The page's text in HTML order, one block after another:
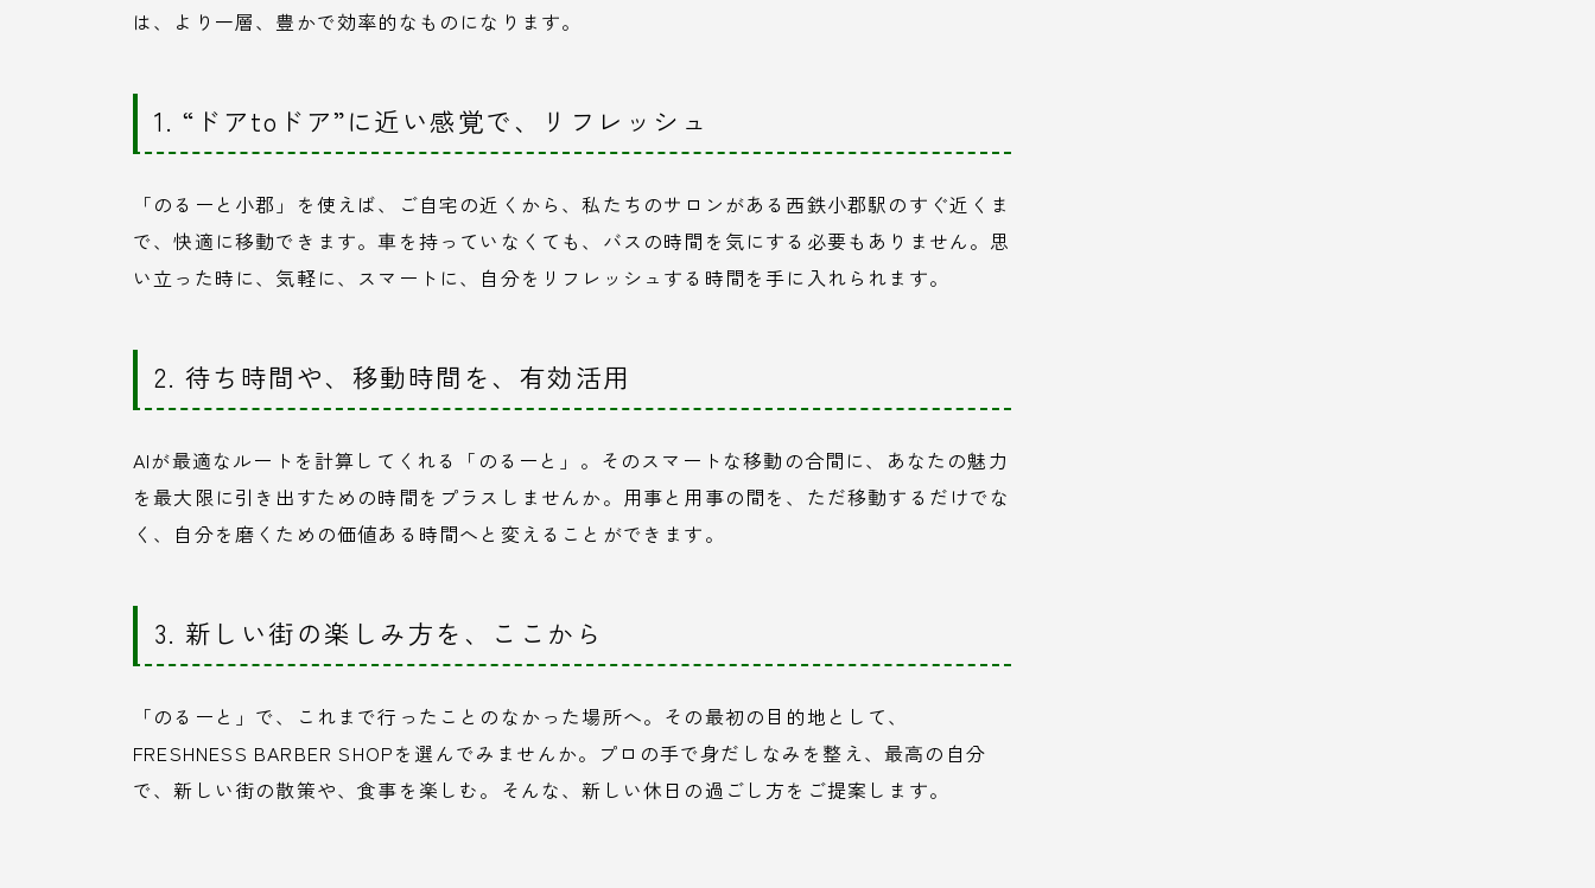
は、より一層、豊かで効率的なものになります。
1. “ドアtoドア”に近い感覚で、リフレッシュ
「のるーと小郡」を使えば、ご自宅の近くから、私たちのサロンがある西鉄小郡駅のすぐ近くま
で、快適に移動できます。車を持っていなくても、バスの時間を気にする必要もありません。思
い立った時に、気軽に、スマートに、自分をリフレッシュする時間を手に入れられます。
2. 待ち時間や、移動時間を、有効活用
AIが最適なルートを計算してくれる「のるーと」。そのスマートな移動の合間に、あなたの魅力
を最大限に引き出すための時間をプラスしませんか。用事と用事の間を、ただ移動するだけでな
く、自分を磨くための価値ある時間へと変えることができます。
3. 新しい街の楽しみ方を、ここから
「のるーと」で、これまで行ったことのなかった場所へ。その最初の目的地として、
FRESHNESS BARBER SHOPを選んでみませんか。プロの手で身だしなみを整え、最高の自分
で、新しい街の散策や、食事を楽しむ。そんな、新しい休日の過ごし方をご提案します。